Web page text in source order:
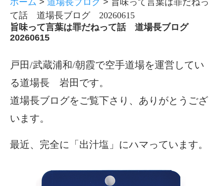
ホーム > 道場長ブログ> 旨味って言葉は罪だねっ
て話 道場長ブログ 20260615
旨味って言葉は罪だねって話 道場長ブログ
20260615
戸田/武蔵浦和/朝霞で空手道場を運営してい
る道場長 岩田です。
道場長ブログをご覧下さり、ありがとうござ
います。
最近、完全に「出汁塩」にハマっています。